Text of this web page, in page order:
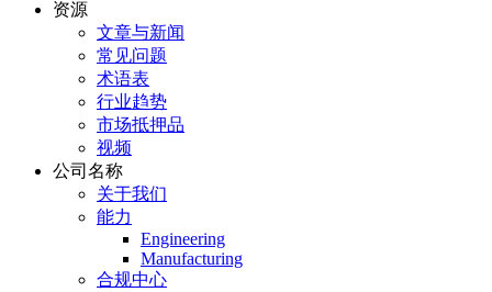
资源
文章与新闻
常见问题
术语表
行业趋势
市场抵押品
视频
公司名称
关于我们
能力
Engineering
Manufacturing
合规中心